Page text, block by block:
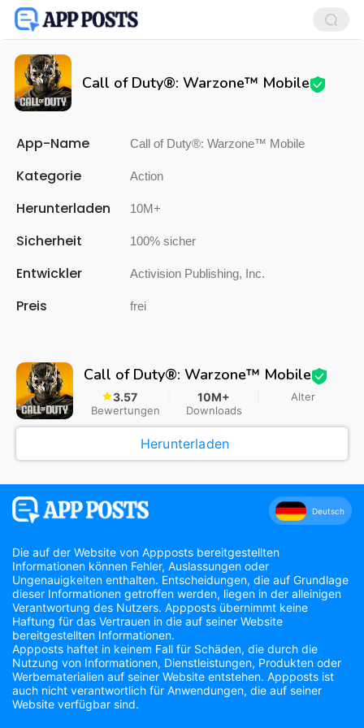
Call of Duty®: Warzone™ Mobile
App-Name Call of Duty®: Warzone™ Mobile
Kategorie Action
Herunterladen 10M+
Sicherheit 100% sicher
Entwickler Activision Publishing, Inc.
Preis frei
Call of Duty®: Warzone™ Mobile
3.57
Bewertungen
10M+
Downloads
Alter
Herunterladen
Deutsch
Die auf der Website von Appposts bereitgestellten
Informationen können Fehler, Auslassungen oder
Ungenauigkeiten enthalten. Entscheidungen, die auf Grundlage
dieser Informationen getroffen werden, liegen in der alleinigen
Verantwortung des Nutzers. Appposts übernimmt keine
Haftung für das Vertrauen in die auf seiner Website
bereitgestellten Informationen.
Appposts haftet in keinem Fall für Schäden, die durch die
Nutzung von Informationen, Dienstleistungen, Produkten oder
Werbematerialien auf seiner Website entstehen. Appposts ist
auch nicht verantwortlich für Anwendungen, die auf seiner
Website verfügbar sind.